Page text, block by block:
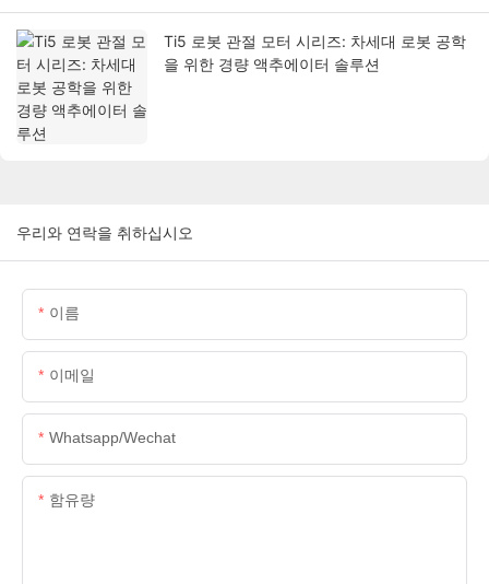
Ti5 로봇 관절 모터 시리즈: 차세대 로봇 공학
을 위한 경량 액추에이터 솔루션
우리와 연락을 취하십시오
이름
이메일
Whatsapp/wechat
함유량